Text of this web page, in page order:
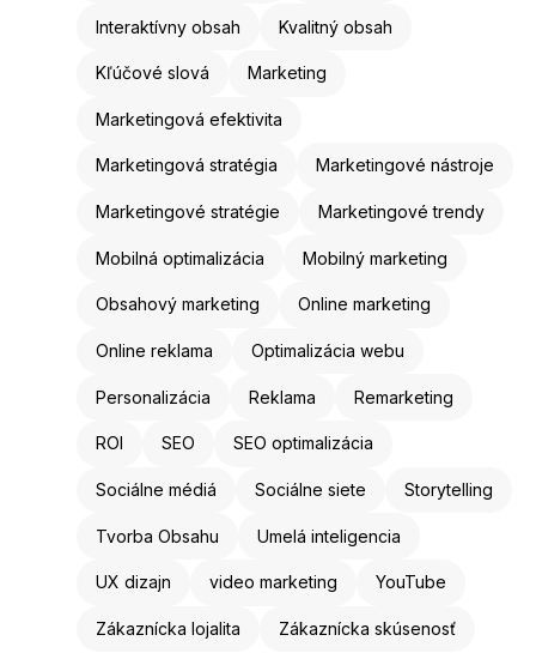
Interaktívny obsah Kvalitný obsah
Kľúčové slová Marketing
Marketingová efektivita
Marketingová stratégia Marketingové nástroje
Marketingové stratégie Marketingové trendy
Mobilná optimalizácia Mobilný marketing
Obsahový marketing Online marketing
Online reklama Optimalizácia webu
Personalizácia Reklama Remarketing
ROI SEO SEO optimalizácia
Sociálne médiá Sociálne siete Storytelling
Tvorba Obsahu Umelá inteligencia
UX dizajn video marketing YouTube
Zákaznícka lojalita Zákaznícka skúsenosť